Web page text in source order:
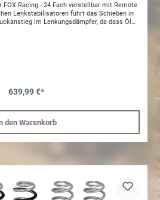
Racing - 24 Fach verstellbar mit Remote
Lenkstabilisatoren führt das Schieben in
im Lenkungsdämpfer, da dass Öl
Das externe Reservoir bietet zusätzliche
einen internen schwimmenden Kolben
jeden Fahrstil und jedes Setup angepasst
Einsteller bis zu 24 Möglichkeiten um die
639,99 €*
den Warenkorb